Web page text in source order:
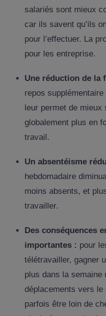
salariés sont mieux
car ils savent qu’ils
pour l’effectuer. La
pour les entreprise.
Une réduction de la
repos
leur permet de mieux
globalement plus en
travail.
Un absentéisme
hebdomadaire
moins absents, et
travailler.
Des conséquences
importantes : pour
télétravailler, gagner
plus dans la semaine
déplacements vers
parfois être loin de